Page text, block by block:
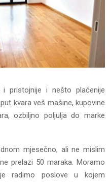
pristojnije i nešto plaćenije
kvara veš mašine, kupovine
ozbiljno poljulja do marke
mjesečno, ali ne mislim
prelazi 50 maraka. Moramo
radimo poslove u kojem